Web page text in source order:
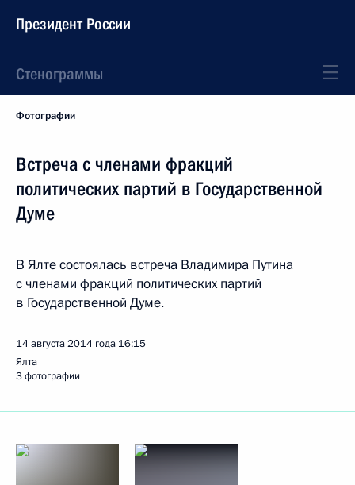
Президент России
Стенограммы
Фотографии
Встреча с членами фракций
политических партий в Государственной
Думе
В Ялте состоялась встреча Владимира Путина
с членами фракций политических партий
в Государственной Думе.
14 августа 2014 года 16:15
Ялта
3 фотографии